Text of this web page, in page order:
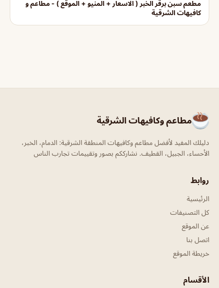
مطعم سبن برقر الخبر ( الاسعار + المنيو + الموقع ) - مطاعم و
كافيهات الشرقية
مطاعم وكافيهات الشرقية
دليلك المفيد لأفضل مطاعم وكافيهات المنطقة الشرقية: الدمام، الخبر،
الأحساء، الجبيل، القطيف. نشارككم بصور وتقييمات تجارب الناس
روابط
الرئيسية
كل التصنيفات
عن الموقع
اتصل بنا
خريطة الموقع
الأقسام